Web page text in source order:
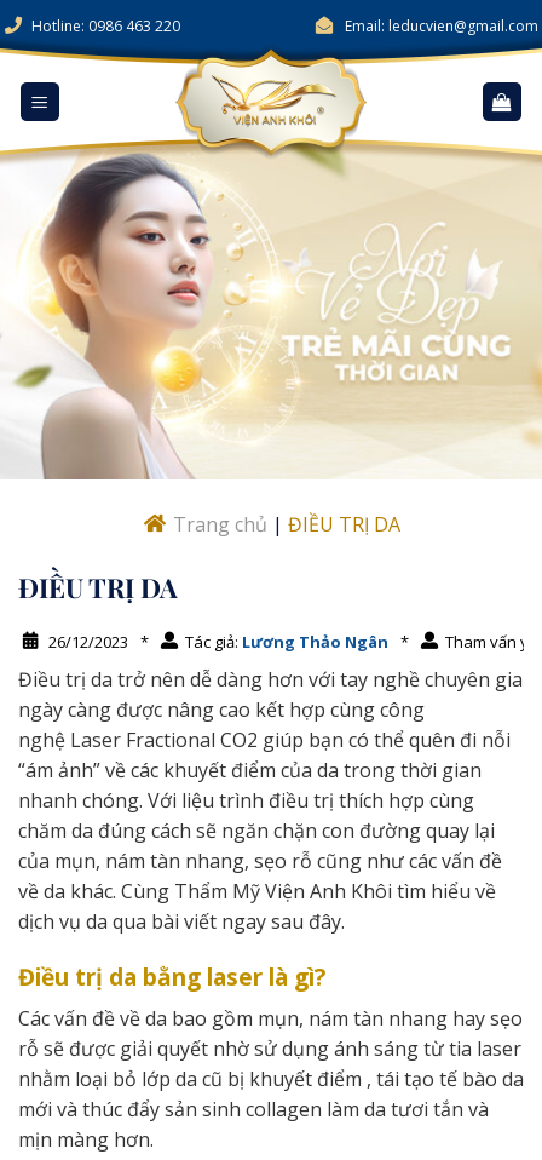
Skip
to
Hotline: 0986 463 220 Email: leducvien@gmail.com
Trang chủ | ĐIỀU TRỊ DA
ĐIỀU TRỊ DA
26/12/2023 * Tác giả: Lương Thảo Ngân * Tham vấn y
Điều trị da trở nên dễ dàng hơn với tay nghề chuyên gia
ngày càng được nâng cao kết hợp cùng công
nghệ Laser Fractional CO2 giúp bạn có thể quên đi nỗi
“ám ảnh” về các khuyết điểm của da trong thời gian
nhanh chóng. Với liệu trình điều trị thích hợp cùng
chăm da đúng cách sẽ ngăn chặn con đường quay lại
của mụn, nám tàn nhang, sẹo rỗ cũng như các vấn đề
về da khác. Cùng Thẩm Mỹ Viện Anh Khôi tìm hiểu về
dịch vụ da qua bài viết ngay sau đây.
Điều trị da bằng laser là gì?
Các vấn đề về da bao gồm mụn, nám tàn nhang hay sẹo
rỗ sẽ được giải quyết nhờ sử dụng ánh sáng từ tia laser
nhằm loại bỏ lớp da cũ bị khuyết điểm , tái tạo tế bào da
mới và thúc đẩy sản sinh collagen làm da tươi tắn và
mịn màng hơn.